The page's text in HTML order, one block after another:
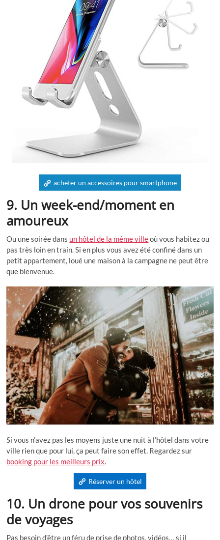
acheter un accessoires pour smartphone
9. Un week-end/moment en
amoureux
Ou une soirée dans un hôtel de la même villeoù vous habitez ou
pas très loin en train. Si en plus vous avez été confiné dans un
petit appartement, loué une maison à la campagne ne peut être
que bienvenue.
Si vous n’avez pas les moyens juste une nuit à l’hôtel dans votre
ville rien que pour lui, ça peut faire son effet. Regardez sur
booking pour les meilleurs prix.
Réserver un hôtel
10. Un drone pour vos souvenirs
de voyages
Pas besoin d’être un féru de prise de photos, vidéos… si il